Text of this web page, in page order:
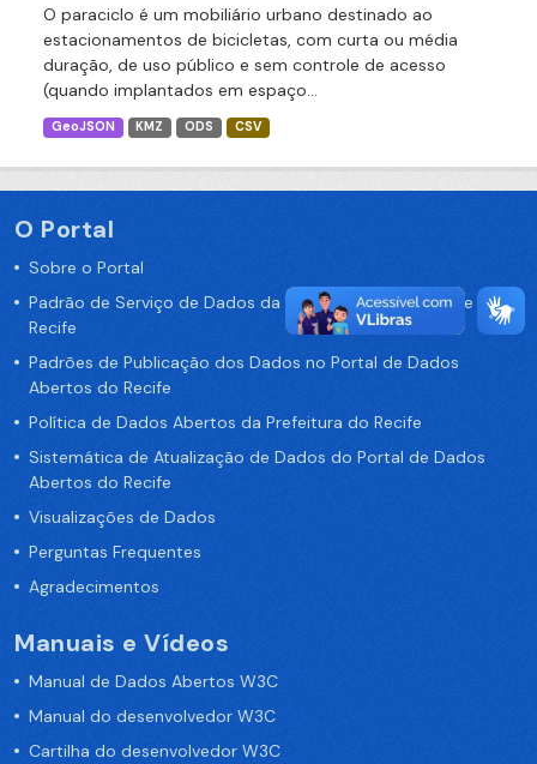
O paraciclo é um mobiliário urbano destinado ao
estacionamentos de bicicletas, com curta ou média
duração, de uso público e sem controle de acesso
(quando implantados em espaço...
GeoJSON KMZ ODS CSV
O Portal
Sobre o Portal
Padrão de Serviço de Dados da Prefeitura da Cidade de
Recife
Padrões de Publicação dos Dados no Portal de Dados
Abertos do Recife
Política de Dados Abertos da Prefeitura do Recife
Sistemática de Atualização de Dados do Portal de Dados
Abertos do Recife
Visualizações de Dados
Perguntas Frequentes
Agradecimentos
Manuais e Vídeos
Manual de Dados Abertos W3C
Manual do desenvolvedor W3C
Cartilha do desenvolvedor W3C